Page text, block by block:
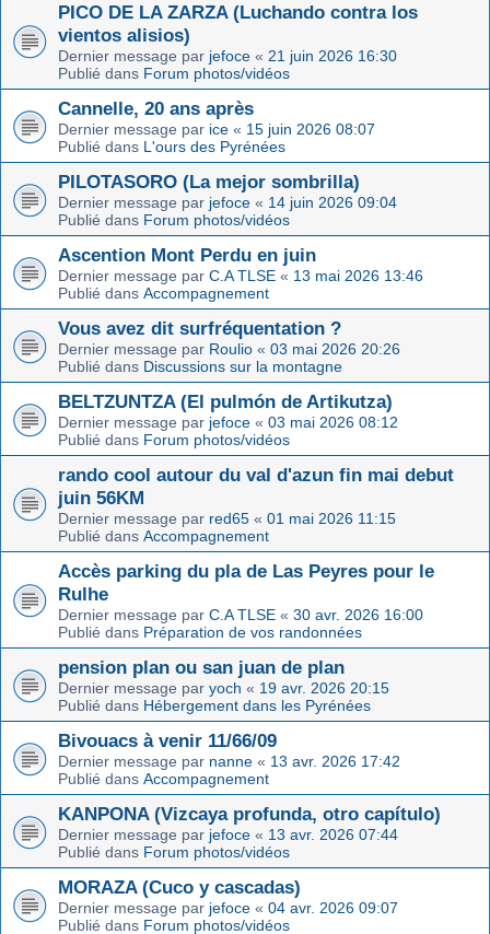
PICO DE LA ZARZA (Luchando contra los
vientos alisios)
Dernier message par jefoce « 21 juin 2026 16:30
Publié dans Forum photos/vidéos
Cannelle, 20 ans après
Dernier message par ice « 15 juin 2026 08:07
Publié dans L'ours des Pyrénées
PILOTASORO (La mejor sombrilla)
Dernier message par jefoce « 14 juin 2026 09:04
Publié dans Forum photos/vidéos
Ascention Mont Perdu en juin
Dernier message par C.A TLSE « 13 mai 2026 13:46
Publié dans Accompagnement
Vous avez dit surfréquentation ?
Dernier message par Roulio « 03 mai 2026 20:26
Publié dans Discussions sur la montagne
BELTZUNTZA (El pulmón de Artikutza)
Dernier message par jefoce « 03 mai 2026 08:12
Publié dans Forum photos/vidéos
rando cool autour du val d'azun fin mai debut
juin 56KM
Dernier message par red65 « 01 mai 2026 11:15
Publié dans Accompagnement
Accès parking du pla de Las Peyres pour le
Rulhe
Dernier message par C.A TLSE « 30 avr. 2026 16:00
Publié dans Préparation de vos randonnées
pension plan ou san juan de plan
Dernier message par yoch « 19 avr. 2026 20:15
Publié dans Hébergement dans les Pyrénées
Bivouacs à venir 11/66/09
Dernier message par nanne « 13 avr. 2026 17:42
Publié dans Accompagnement
KANPONA (Vizcaya profunda, otro capítulo)
Dernier message par jefoce « 13 avr. 2026 07:44
Publié dans Forum photos/vidéos
MORAZA (Cuco y cascadas)
Dernier message par jefoce « 04 avr. 2026 09:07
Publié dans Forum photos/vidéos